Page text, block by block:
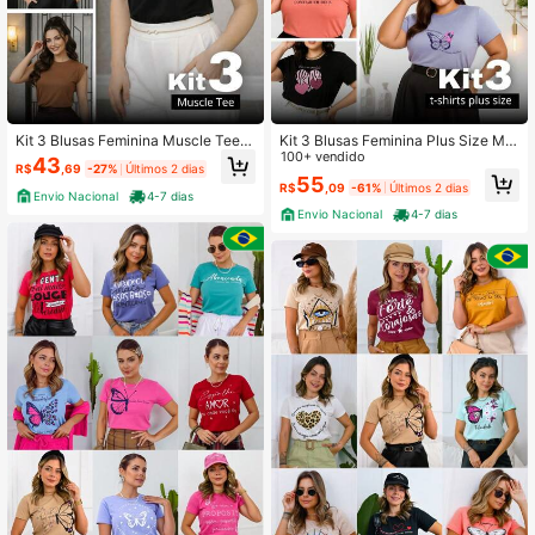
Kit 3 Blusas Feminina Muscle Tee 1
00% algodão Malha Premium - F00
R$43,69 -27% Últimos 2 dias
Envio Nacional
4-7 dias
Kit 3 Blusas Feminina Plus Size Ma
nga Curta Gola Redonda Malha Pre
mium
100+ vendido
R$55 ,09 -61% Últimos 2 dias
Envio Nacional
4-7 dias